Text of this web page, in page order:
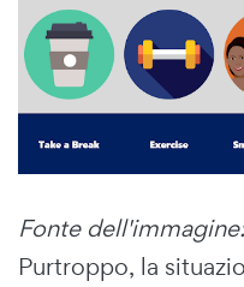
Fonte
Purtroppo, la